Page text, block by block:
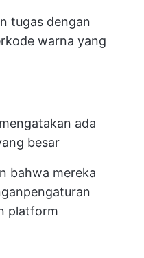
tugas dengan
warna yang
ada
besar
bahwa mereka
pengaturan
platform